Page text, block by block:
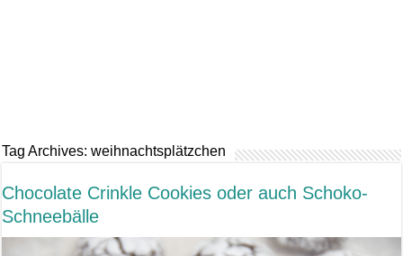
Tag Archives:weihnachtsplätzchen
Chocolate Crinkle Cookies oder auch Schoko-
Schneebälle